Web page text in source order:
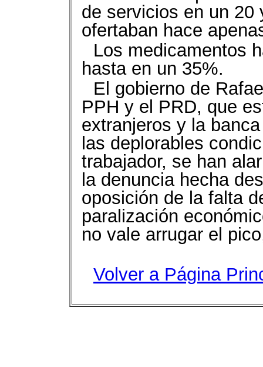
de servicios en un 20
ofertaban hace
Los medicamentos
hasta en un 35%.
El gobierno de
PPH y el PRD, que
extranjeros y la
las deplorables
trabajador, se han
la denuncia hecha
oposición de la falta
paralización
no vale arrugar el
Volver a Página